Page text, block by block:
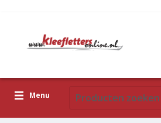
Menu